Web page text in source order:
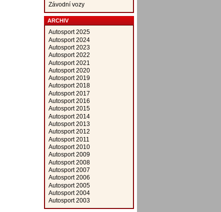
Závodní vozy
ARCHIV
Autosport 2025
Autosport 2024
Autosport 2023
Autosport 2022
Autosport 2021
Autosport 2020
Autosport 2019
Autosport 2018
Autosport 2017
Autosport 2016
Autosport 2015
Autosport 2014
Autosport 2013
Autosport 2012
Autosport 2011
Autosport 2010
Autosport 2009
Autosport 2008
Autosport 2007
Autosport 2006
Autosport 2005
Autosport 2004
Autosport 2003